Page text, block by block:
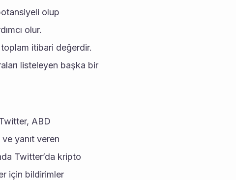
olup
olur.
itibari değerdir.
listeleyen başka bir
ABD
yanıt veren
Twitter’da kripto
için bildirimler